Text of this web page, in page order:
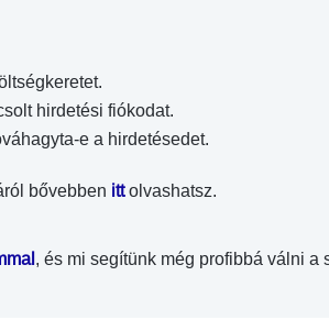
hirdetési fiókodat.
e a hirdetésedet.
bővebben ittolvashatsz.
, és mi segítünk még profibbá válni a